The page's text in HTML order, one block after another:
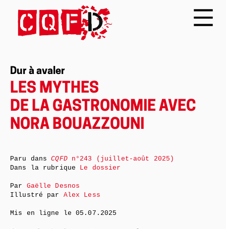
Dur à avaler
LES MYTHES
DE LA GASTRONOMIE AVEC
NORA BOUAZZOUNI
Paru dansCQFDn°243 (juillet-août 2025)
Dans la rubrique Le dossier
Par Gaëlle Desnos
Illustré par Alex Less
Mis en ligne le05.07.2025